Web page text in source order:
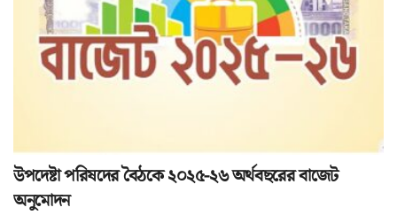
উপদেষ্টা পরিষদের বৈঠকে ২০২৫-২৬ অর্থবছরের বাজেট
অনুমোদন